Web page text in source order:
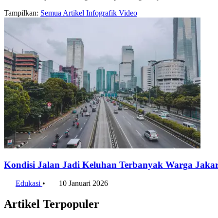
Tampilkan: Semua Artikel Infografik Video
Kondisi Jalan Jadi Keluhan Terbanyak Warga
Edukasi • 10 Januari 2026
Artikel Terpopuler